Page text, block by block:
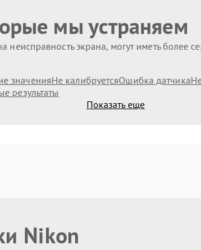
мы устраняем
экрана, могут иметь более
значенияНе калибруетсяОшибка датчика
результаты
Показать еще
Nikon